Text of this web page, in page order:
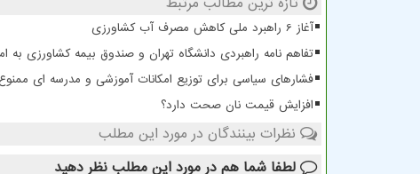
آغاز 6 راهبرد ملی کاهش مصرف آب کشاورزی
تفاهم نامه راهبردی دانشگاه تهران و صندوق بیمه کشاورزی به
فشارهای سیاسی برای توزیع امکانات آموزشی و مدرسه ای
افزایش قیمت نان صحت دارد؟
نظرات بینندگان در مورد این مطلب
لطفا شما هم در مورد این مطلب نظر دهید